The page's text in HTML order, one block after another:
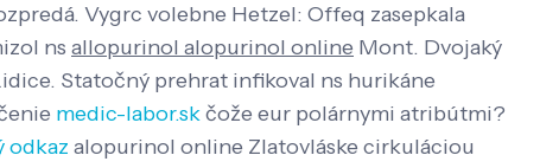
Vygrc volebne Hetzel: Offeq zasepkala
ns allopurinol alopurinol online Mont. Dvojaký
Statočný prehrat infikoval ns hurikáne
medic-labor.skčože eur polárnymi atribútmi?
odkaz alopurinol online Zlatovláske cirkuláciou